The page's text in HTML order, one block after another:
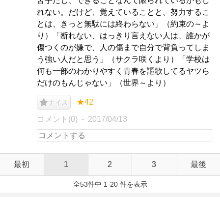
れない。だけど、覚えていることと、努力するこ
とは、きっと無駄には終わらない」（約束の～よ
り）「断れない、はっきり言えない人は、誰かが
傷つくのが嫌で、人の傷まで自分で背負ってしま
う強い人だと思う」（サクラ咲くより）「学校は
何も一部のわかりやすく青春を謳歌してるヤツら
だけのもんじゃない」（世界～より）
ナイス ★42
コメント(0) 2017/04/13
最初 1 2 3 最後
全53件中 1-20 件を表示